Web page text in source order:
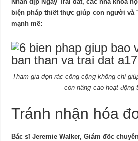
biện pháp thiết thực giúp con người và
mạnh mẽ:
Tham gia dọn rác công cộng không chỉ
còn nâng cao hoạt động
Tránh nhận hóa
Bác sĩ Jeremie Walker, Giám đốc